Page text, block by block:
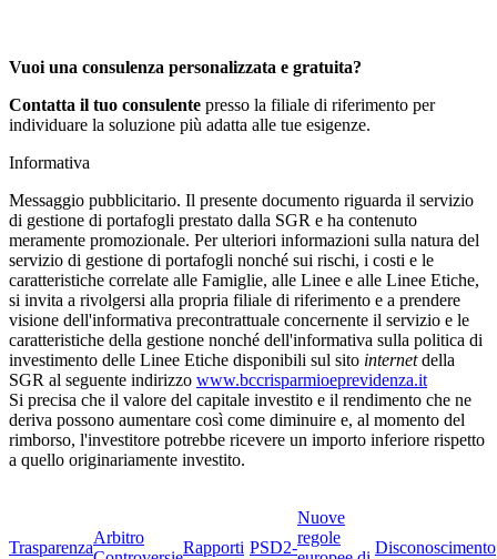
Vuoi una consulenza personalizzata e gratuita?
Contatta il tuo consulente presso la filiale di riferimento per
individuare la soluzione più adatta alle tue esigenze.
Informativa
Messaggio pubblicitario. Il presente documento riguarda il servizio
di gestione di portafogli prestato dalla SGR e ha contenuto
meramente promozionale. Per ulteriori informazioni sulla natura del
servizio di gestione di portafogli nonché sui rischi, i costi e le
caratteristiche correlate alle Famiglie, alle Linee e alle Linee Etiche,
si invita a rivolgersi alla propria filiale di riferimento e a prendere
visione dell'informativa precontrattuale concernente il servizio e le
caratteristiche della gestione nonché dell'informativa sulla politica di
investimento delle Linee Etiche disponibili sul sito internetdella
SGR al seguente indirizzo www.bccrisparmioeprevidenza.it
Si precisa che il valore del capitale investito e il rendimento che ne
deriva possono aumentare così come diminuire e, al momento del
rimborso, l'investitore potrebbe ricevere un importo inferiore rispetto
a quello originariamente investito.
Trasparenza
Arbitro
Rapporti PSD2-
Nuove
regole
Disconoscimento